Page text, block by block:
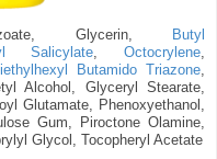
Glycerin,
Butyl
Salicylate ,Octocrylene
Butamido Triazone
Alcohol, Glyceryl Stearate,
Glutamate, Phenoxyethanol,
Gum, Piroctone Olamine,
Glycol, Tocopheryl Acetate